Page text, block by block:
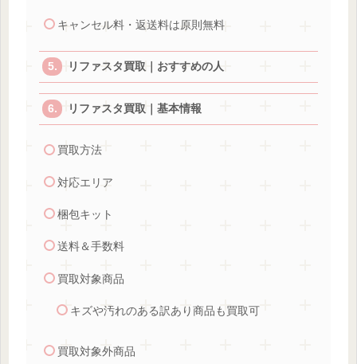
キャンセル料・返送料は原則無料
リファスタ買取｜おすすめの人
リファスタ買取｜基本情報
買取方法
対応エリア
梱包キット
送料＆手数料
買取対象商品
キズや汚れのある訳あり商品も買取可
買取対象外商品